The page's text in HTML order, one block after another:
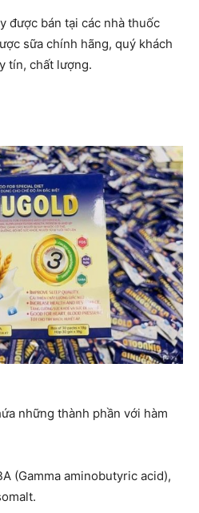
được bán tại các nhà thuốc
sữa chính hãng, quý khách
tín, chất lượng.
những thành phần với hàm
(Gamma aminobutyric acid),